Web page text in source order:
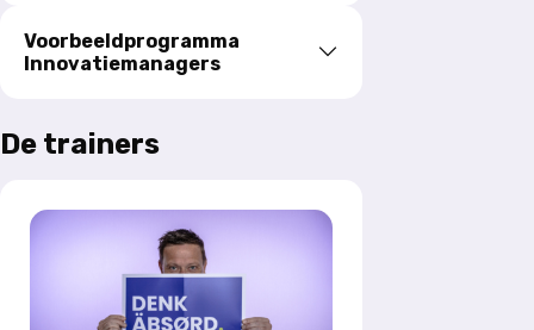
Voorbeeldprogramma
Innovatiemanagers
De trainers